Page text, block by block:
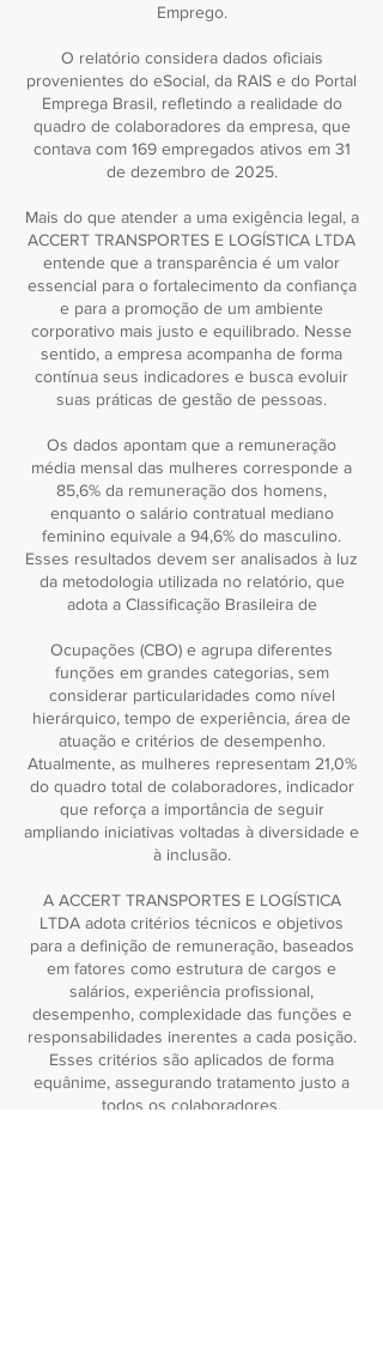
Emprego.
O relatório considera dados oficiais
provenientes do eSocial, da RAIS e do Portal
Emprega Brasil, refletindo a realidade do
quadro de colaboradores da empresa, que
contava com 169 empregados ativos em 31
de dezembro de 2025.
Mais do que atender a uma exigência legal, a
ACCERT TRANSPORTES E LOGÍSTICA LTDA
entende que a transparência é um valor
essencial para o fortalecimento da confiança
e para a promoção de um ambiente
corporativo mais justo e equilibrado. Nesse
sentido, a empresa acompanha de forma
contínua seus indicadores e busca evoluir
suas práticas de gestão de pessoas.
Os dados apontam que a remuneração
média mensal das mulheres corresponde a
85,6% da remuneração dos homens,
enquanto o salário contratual mediano
feminino equivale a 94,6% do masculino.
Esses resultados devem ser analisados à luz
da metodologia utilizada no relatório, que
adota a Classificação Brasileira de
Ocupações (CBO) e agrupa diferentes
funções em grandes categorias, sem
considerar particularidades como nível
hierárquico, tempo de experiência, área de
atuação e critérios de desempenho.
Atualmente, as mulheres representam 21,0%
do quadro total de colaboradores, indicador
que reforça a importância de seguir
ampliando iniciativas voltadas à diversidade e
à inclusão.
A ACCERT TRANSPORTES E LOGÍSTICA
LTDA adota critérios técnicos e objetivos
para a definição de remuneração, baseados
em fatores como estrutura de cargos e
salários, experiência profissional,
desempenho, complexidade das funções e
responsabilidades inerentes a cada posição.
Esses critérios são aplicados de forma
equânime, assegurando tratamento justo a
todos os colaboradores.